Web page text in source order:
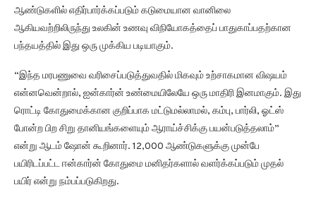
ஆண்டுகளில் எதிர்பார்க்கப்படும் கடுமையான வானிலை
ஆகியவற்றிலிருந்து உலகின் உணவு விநியோகத்தைப் பாதுகாப்பதற்கான
பந்தயத்தில் இது ஒரு முக்கிய படியாகும்.
“இந்த மரபணுவை வரிசைப்படுத்துவதில் மிகவும் உற்சாகமான விஷயம்
என்னவென்றால், ஐன்கார்ன் உண்மையிலேயே ஒரு மாதிரி இனமாகும். இது
ரொட்டி கோதுமைக்கான குறிப்பாக மட்டுமல்லாமல், கம்பு, பார்லி, ஓட்ஸ்
போன்ற பிற சிறு தானியங்களையும் ஆராய்ச்சிக்கு பயன்படுத்தலாம்”
என்று ஆடம் ஷோன் கூறினார். 12,000 ஆண்டுகளுக்கு முன்பே
பயிரிடப்பட்ட ஈன்கார்ன் கோதுமை மனிதர்களால் வளர்க்கப்படும் முதல்
பயிர் என்று நம்பப்படுகிறது.